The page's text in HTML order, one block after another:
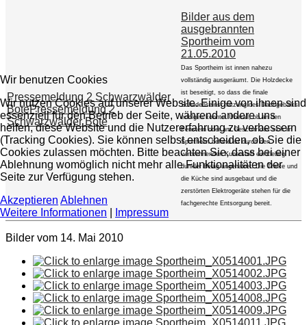
Pressemeldung 2 Schwarzwälder
BotePressemeldung 2
Schwarzwälder Bote
Bilder aus dem
ausgebrannten
Sportheim vom
21.05.2010
Das Sportheim ist innen nahezu
vollständig ausgeräumt. Die Holzdecke
ist beseitigt, so dass die finale
Schadenseinschätzung des Dachgebälks
erfolgen konnte. Überall, ob an den
Fenstern oder am Geschirr das sich im
Sportheim befand ist durch den
verbrennenden Kunststoff ein klebirg
dunkler Belag angehaftet. Die Theke und
die Küche sind ausgebaut und die
zerstörten Elektrogeräte stehen für die
fachgerechte Entsorgung bereit.
Bilder vom 14. Mai 2010
Wir benutzen Cookies
Wir nutzen Cookies auf unserer Website. Einige von ihnen sind
essenziell für den Betrieb der Seite, während andere uns
helfen, diese Website und die Nutzererfahrung zu verbessern
(Tracking Cookies). Sie können selbst entscheiden, ob Sie die
Cookies zulassen möchten. Bitte beachten Sie, dass bei einer
Ablehnung womöglich nicht mehr alle Funktionalitäten der
Seite zur Verfügung stehen.
Akzeptieren Ablehnen
Weitere Informationen
Impressum